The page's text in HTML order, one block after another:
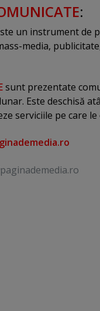
:
un instrument de
media,
sunt prezentate
Este deschisă
serviciile pe care le
paginademedia.ro